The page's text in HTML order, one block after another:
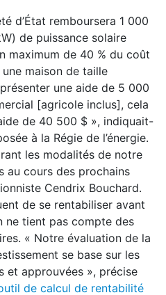
d’État remboursera 1 000
de puissance solaire
maximum de 40 % du coût
maison de taille
une aide de 5 000
[agricole inclus], cela
de 40 500 $ », indiquait-
à la Régie de l’énergie.
les modalités de notre
au cours des prochains
Cendrix Bouchard.
de se rentabiliser avant
ne tient pas compte des
« Notre évaluation de la
se base sur les
et approuvées », précise
de calcul de rentabilité